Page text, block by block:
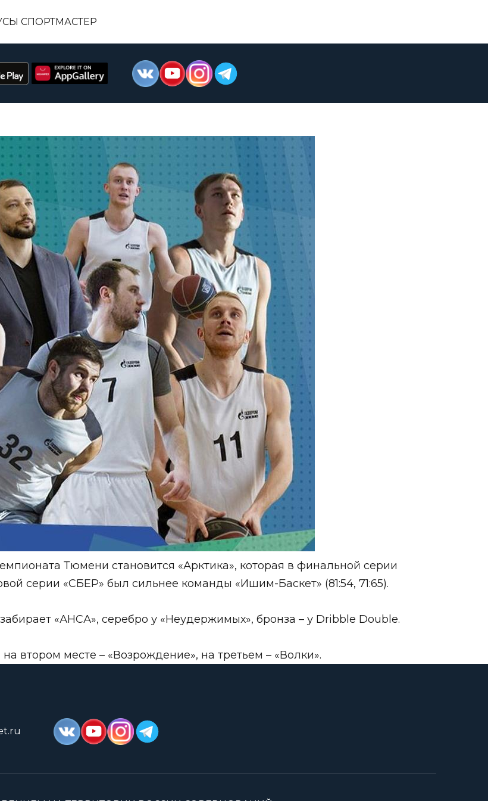
СПОРТМАСТЕР
Тюмени становится «Арктика», которая в финальной серии
серии «СБЕР» был сильнее команды «Ишим-Баскет» (81:54, 71:65).
«АНСА», серебро у «Неудержимых», бронза – у Dribble Double.
втором месте – «Возрождение», на третьем – «Волки».